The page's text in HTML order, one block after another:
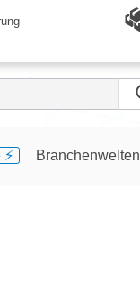
Branchenwelten